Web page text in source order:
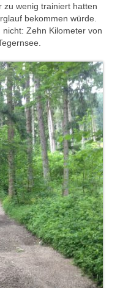
zu wenig trainiert hatten
bekommen würde.
Zehn Kilometer von